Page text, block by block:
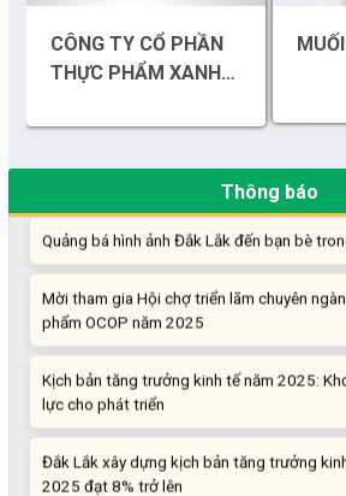
CÔNG TY CỔ PHẦN
THỰC PHẨM XANH
Thông báo
Khi khoa học - công nghệ chưa có sự đột
Quảng bá hình ảnh Đắk Lắk đến bạn bè
Mời tham gia Hội chợ triển lãm chuyên
phẩm OCOP năm 2025
Kịch bản tăng trưởng kinh tế năm 2025:
lực cho phát triển
Đắk Lắk xây dựng kịch bản tăng trưởng
2025 đạt 8% trở lên